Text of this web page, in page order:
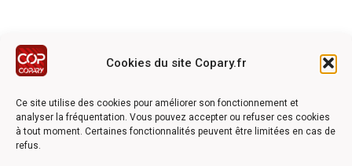
Cookies du site Copary.fr
Ce site utilise des cookies pour améliorer son fonctionnement et
analyser la fréquentation. Vous pouvez accepter ou refuser ces cookies
à tout moment. Certaines fonctionnalités peuvent être limitées en cas de
refus.
Ce site a été réalisé avec le soutien financier de l'Union
Pays Barrois